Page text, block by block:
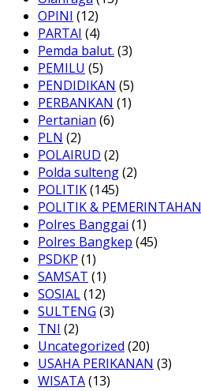
OPINI (12)
PARTAI (4)
Pemda balut. (3)
PEMILU (5)
PENDIDIKAN (5)
PERBANKAN (1)
Pertanian (6)
PLN (2)
POLAIRUD (2)
Polda sulteng(2)
POLITIK(145)
POLITIK & PEMERINTAHAN
Polres Banggai (1)
Polres Bangkep (45)
PSDKP (1)
SAMSAT (1)
SOSIAL(12)
SULTENG (3)
TNI (2)
Uncategorized (20)
USAHA PERIKANAN (3)
WISATA(13)